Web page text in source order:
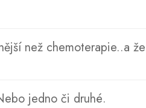
než chemoterapie..a
jedno či druhé.